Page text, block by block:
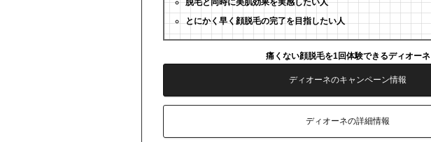
とにかく早く顔脱毛の完了を目指したい人
痛くない顔脱毛を1回体験できるディオーネ
ディオーネのキャンペーン情報
ディオーネの詳細情報